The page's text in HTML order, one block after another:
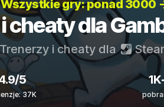
Wszystkie gry: ponad 3000
cheaty dla
Trenerzy i cheaty dla
5
37K